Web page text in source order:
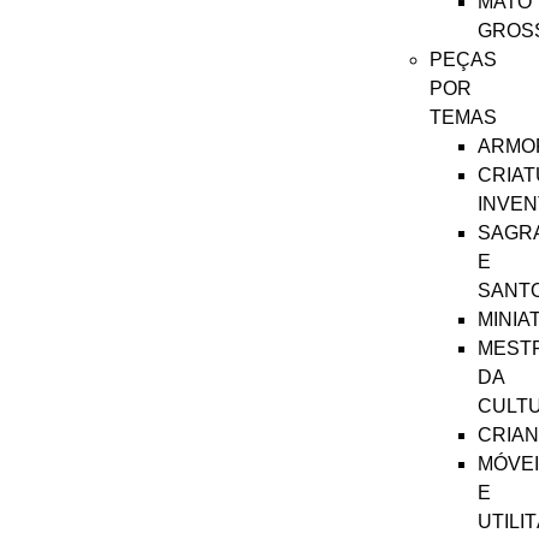
PEÇAS
POR
TEMAS
E
DA
E